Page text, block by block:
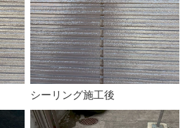
シーリング施工後